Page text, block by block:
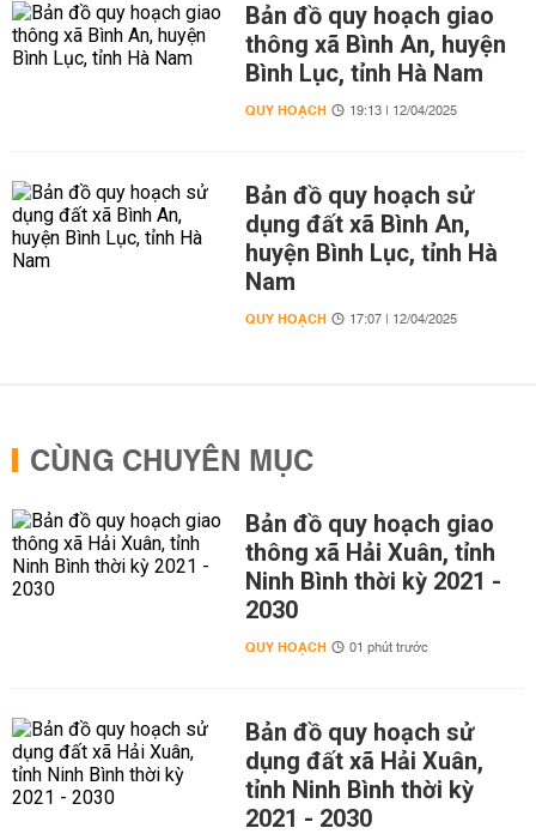
Bản đồ quy hoạch giao
thông xã Bình An, huyện
Bình Lục, tỉnh Hà Nam
QUY HOẠCH 19:13 | 12/04/2025
Bản đồ quy hoạch sử
dụng đất xã Bình An,
huyện Bình Lục, tỉnh Hà
Nam
QUY HOẠCH 17:07 | 12/04/2025
CÙNG CHUYÊN MỤC
Bản đồ quy hoạch giao
thông xã Hải Xuân, tỉnh
Ninh Bình thời kỳ 2021 -
2030
QUY HOẠCH 01 phút trước
Bản đồ quy hoạch sử
dụng đất xã Hải Xuân,
tỉnh Ninh Bình thời kỳ
2021 - 2030